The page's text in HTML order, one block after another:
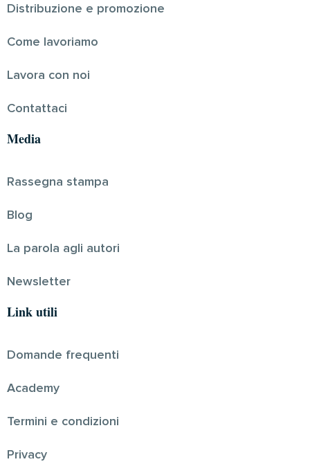
Distribuzione e promozione
Come lavoriamo
Lavora con noi
Contattaci
Media
Rassegna stampa
Blog
La parola agli autori
Newsletter
Link utili
Domande frequenti
Academy
Termini e condizioni
Privacy